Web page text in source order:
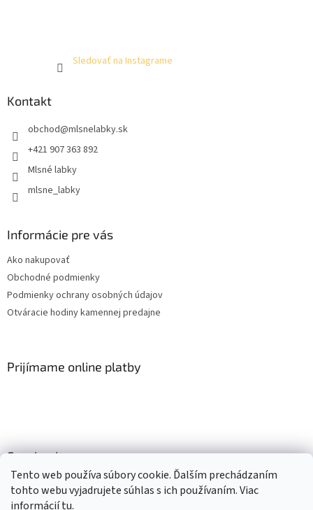
Tento web používa súbory cookie. Ďalším prechádzaním
tohto webu vyjadrujete súhlas s ich používaním. Viac
informáciítu.
Sledovať na Instagrame
Kontakt
obchod@mlsnelabky.sk
+421 907 363 892
Mlsné labky
mlsne_labky
Informácie pre vás
Ako nakupovať
Obchodné podmienky
Podmienky ochrany osobných údajov
Otváracie hodiny kamennej predajne
Prijímame online platby
Facebook